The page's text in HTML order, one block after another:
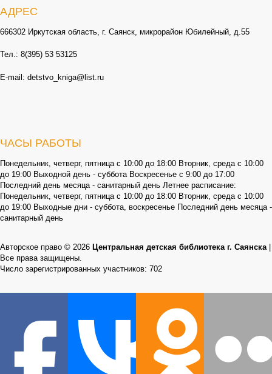
АДРЕС
666302 Иркутская область, г. Саянск, микрорайон Юбилейный, д.55
Тел.: 8(395) 53 53125
E-mail: detstvo_kniga@list.ru
ЧАСЫ РАБОТЫ
Понедельник, четверг, пятница с 10:00 до 18:00 Вторник, среда с 10:00
до 19:00 Выходной день - суббота Воскресенье с 9:00 до 17:00
Последний день месяца - санитарный день Летнее расписание:
Понедельник, четверг, пятница с 10:00 до 18:00 Вторник, среда с 10:00
до 19:00 Выходные дни - суббота, воскресенье Последний день месяца -
санитарный день
Авторское право © 2026 Центральная детская библиотека г. Саянска
Все права защищены.
Число зарегистрированных участников: 702